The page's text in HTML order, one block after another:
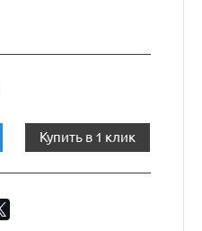
Купить в 1 клик